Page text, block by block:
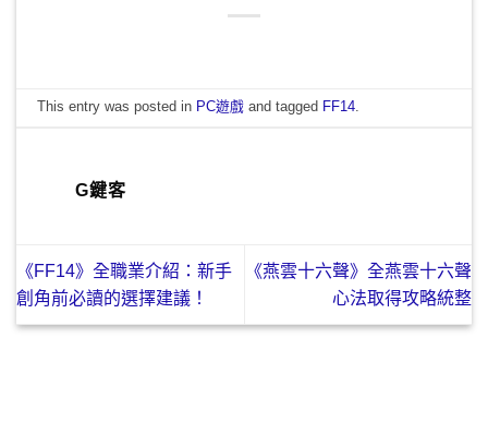
This entry was posted in PC遊戲 and tagged FF14.
G鍵客
《FF14》全職業介紹：新手
創角前必讀的選擇建議！
《燕雲十六聲》全燕雲十六聲
心法取得攻略統整